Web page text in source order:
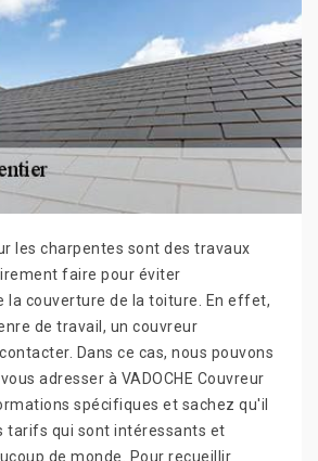
les charpentes sont des travaux
faire pour éviter
la couverture de la toiture. En effet,
de travail, un couvreur
Dans ce cas, nous pouvons
adresser à VADOCHE Couvreur
spécifiques et sachez qu'il
tarifs qui sont intéressants et
de monde. Pour recueillir